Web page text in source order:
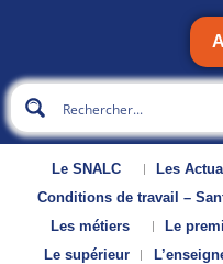
Le SNALC Les
Conditions de travail –
Les métiers
Le
Le supérieur